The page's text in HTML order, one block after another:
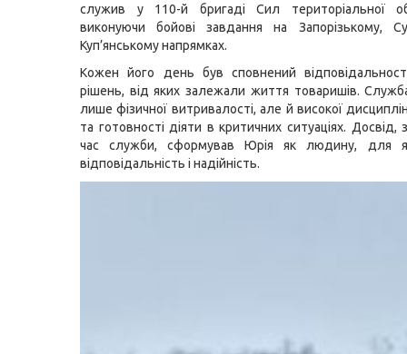
служив у 110-й бригаді Сил територіальної
виконуючи бойові завдання на Запорізькому,
Куп’янському напрямках.
Кожен його день був сповнений
рішень, від яких залежали життя товаришів.
лише фізичної витривалості, але й високої
та готовності діяти в критичних ситуаціях. Досвід,
час служби, сформував Юрія як людину, для
відповідальність і надійність.